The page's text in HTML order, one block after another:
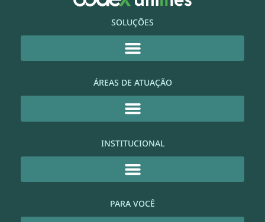
SOLUÇÕES
ÁREAS DE ATUAÇÃO
INSTITUCIONAL
PARA VOCÊ